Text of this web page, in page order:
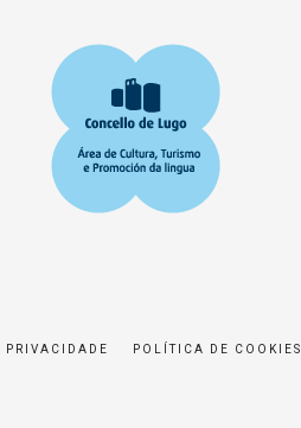
PRIVACIDADE POLÍTICA DE COOKIES